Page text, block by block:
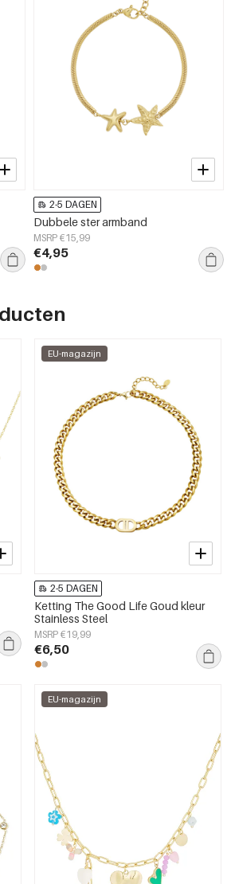
2-5 DAGEN
Dubbele ster armband
MSRP €15,99
€4,95
EU-magazijn
2-5 DAGEN
Ketting The Good Life Goud kleur
Stainless Steel
MSRP €19,99
€6,50
EU-magazijn